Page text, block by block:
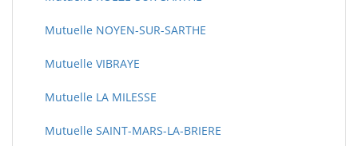
Mutuelle NOYEN-SUR-SARTHE
Mutuelle VIBRAYE
Mutuelle LA MILESSE
Mutuelle SAINT-MARS-LA-BRIERE